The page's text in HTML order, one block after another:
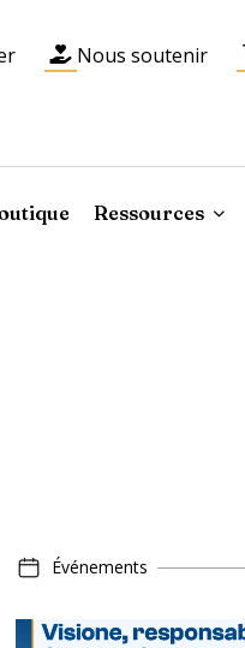
Nous soutenir
Ressources
Événements